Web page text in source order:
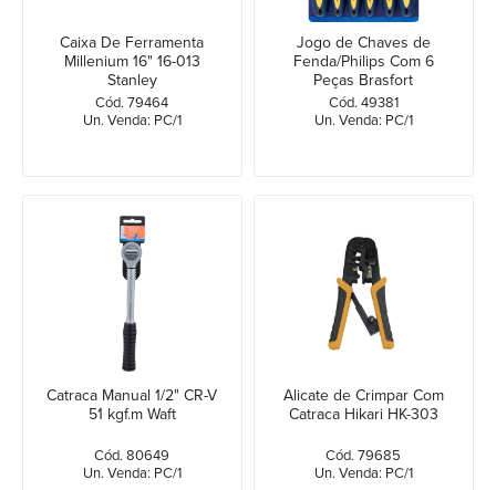
Caixa De Ferramenta
Millenium 16" 16-013
Stanley
Cód. 79464
Un. Venda: PC/1
Jogo de Chaves de
Fenda/Philips Com 6
Peças Brasfort
Cód. 49381
Un. Venda: PC/1
Catraca Manual 1/2" CR-V
51 kgf.m Waft
Cód. 80649
Un. Venda: PC/1
Alicate de Crimpar Com
Catraca Hikari HK-303
Cód. 79685
Un. Venda: PC/1